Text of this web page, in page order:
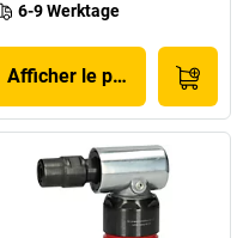
6-9 Werktage
Afficher le produit